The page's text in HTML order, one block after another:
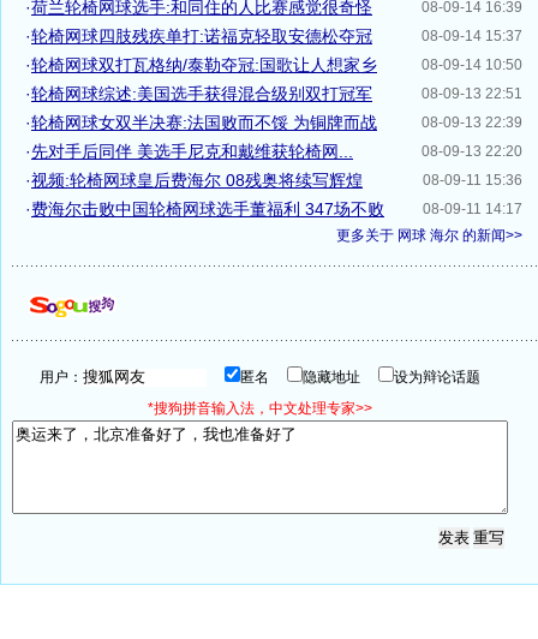
08-09-14 16:39
·荷兰轮椅网球选手:和同住的人比赛感觉很奇怪
08-09-14 15:37
·轮椅网球四肢残疾单打:诺福克轻取安德松夺冠
08-09-14 10:50
·轮椅网球双打瓦格纳/泰勒夺冠:国歌让人想家乡
08-09-13 22:51
·轮椅网球综述:美国选手获得混合级别双打冠军
08-09-13 22:39
·轮椅网球女双半决赛:法国败而不馁 为铜牌而战
08-09-13 22:20
·先对手后同伴 美选手尼克和戴维获轮椅网...
08-09-11 15:36
·视频:轮椅网球皇后费海尔 08残奥将续写辉煌
08-09-11 14:17
·费海尔击败中国轮椅网球选手董福利 347场不败
更多关于 网球 海尔 的新闻>>
用户： 匿名 隐藏地址
设为辩论话题
*搜狗拼音输入法，中文处理专家>>